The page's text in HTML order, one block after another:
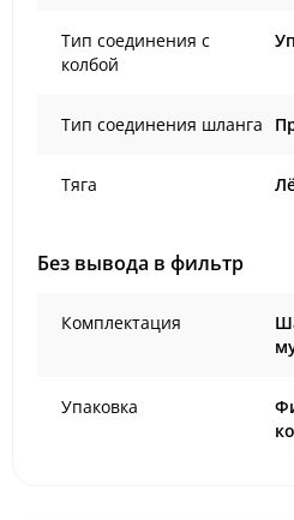
Тип соединения с
колбой
Тип соединения шланга
Тяга
Без вывода в фильтр
Комплектация
Упаковка